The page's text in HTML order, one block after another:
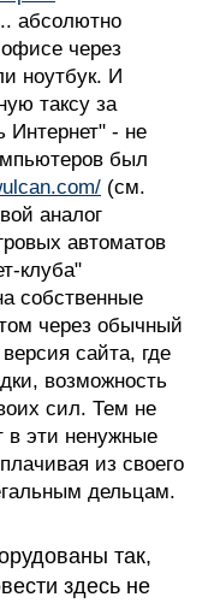
абсолютно
через
ноутбук. И
таксу за
Интернет" - не
был
(см.
аналог
автоматов
клуба"
собственные
через обычный
сайта, где
возможность
сил. Тем не
в эти ненужные
из своего
дельцам.
так,
здесь не